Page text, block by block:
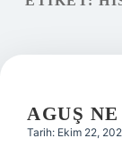
AGUŞ
Tarih: Ekim 22,